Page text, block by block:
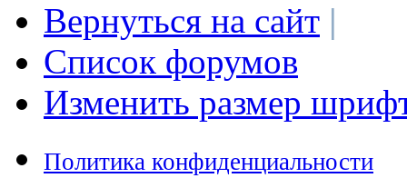
Вернуться на сайт |
Список форумов
Изменить размер
Политика конфиденциальности